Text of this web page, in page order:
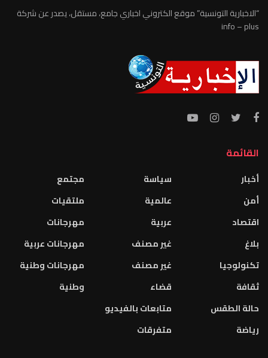
“الاخبارية التونسية” موقع الكتروني اخباري جامع، مستقل، يصدر عن شركة
info – plus
القائمة
أخبار
أمن
اقتصاد
بلاغ
تكنولوجيا
ثقافة
حالة الطقس
رياضة
سياسة
عالمية
عربية
غير مصنف
غير مصنف
قضاء
متابعات بالفيديو
متفرقات
مجتمع
ملتقيات
مهرجانات
مهرجانات عربية
مهرجانات وطنية
وطنية